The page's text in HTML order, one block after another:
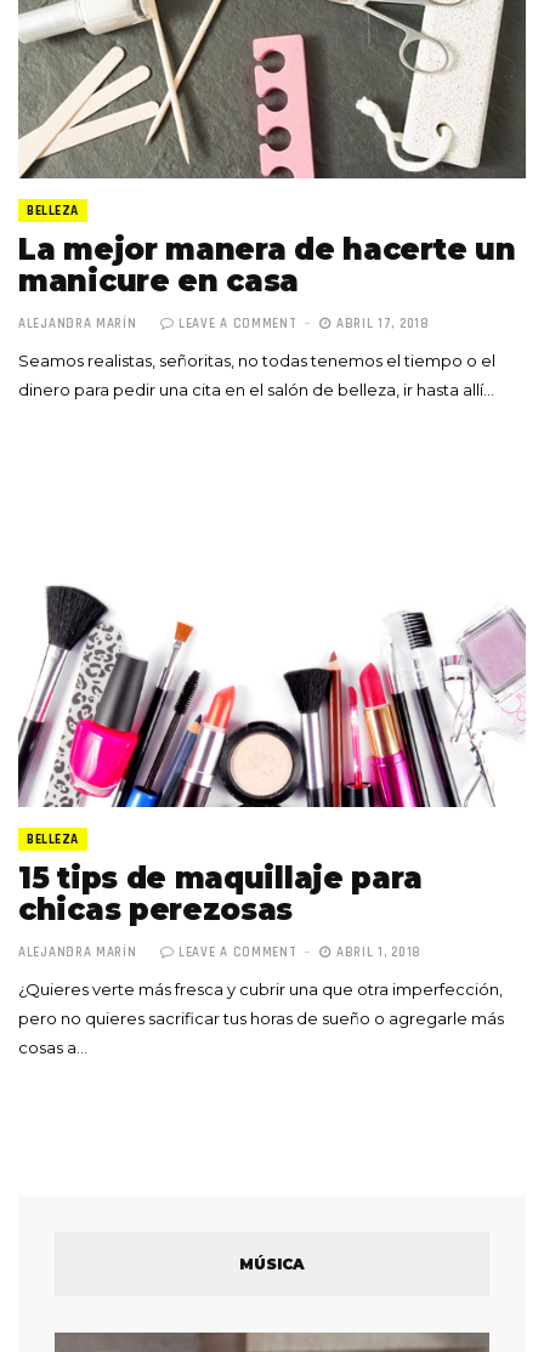
BELLEZA
La mejor manera de hacerte un
manicure en casa
ALEJANDRA MARÍN LEAVE A COMMENT ABRIL 17, 2018
Seamos realistas, señoritas, no todas tenemos el tiempo o el
dinero para pedir una cita en el salón de belleza, ir hasta allí…
BELLEZA
15 tips de maquillaje para
chicas perezosas
ALEJANDRA MARÍN LEAVE A COMMENT ABRIL 1, 2018
¿Quieres verte más fresca y cubrir una que otra imperfección,
pero no quieres sacrificar tus horas de sueño o agregarle más
cosas a…
MÚSICA